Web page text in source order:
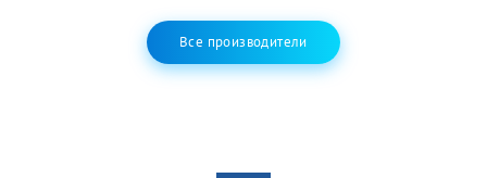
Все производители